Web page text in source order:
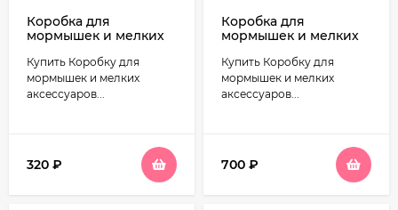
Коробка для
мормышек и мелких
104x72x22мм тип A
Namazu SlimBox N-
BOX34
Купить Коробку для
мормышек и мелких
аксессуаров...
320 ₽
Коробка для
мормышек и мелких
125x100x42мм тип A
Namazu SlimBox N-
BOX27
Купить Коробку для
мормышек и мелких
аксессуаров...
700 ₽